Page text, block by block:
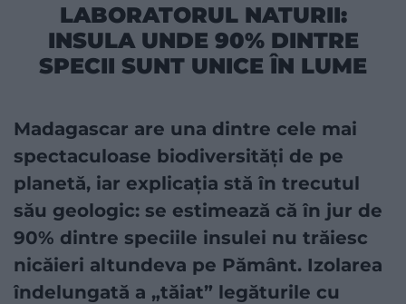
LABORATORUL NATURII:
INSULA UNDE 90% DINTRE
SPECII SUNT UNICE ÎN LUME
Madagascar are una dintre cele mai
spectaculoase biodiversități de pe
planetă, iar explicația stă în trecutul
său geologic: se estimează că în jur de
90% dintre speciile insulei nu trăiesc
nicăieri altundeva pe Pământ. Izolarea
îndelungată a „tăiat” legăturile cu